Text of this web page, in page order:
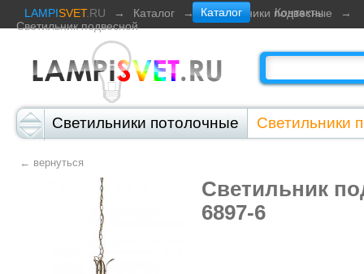
LAMPISVET.RU → Каталог → Светильники подвесные
→
Светильник подвесной
Каталог Контакты
Светильники потолочные
Светильники
Светильники настольные
Светильники
Светильники на солнечных элементах
← вернуться
Светильник
6897-6